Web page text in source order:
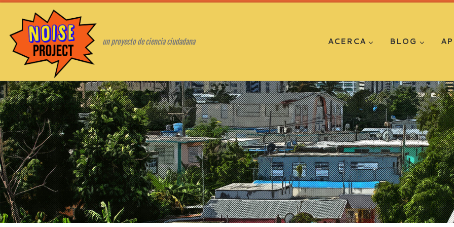
Skip to content
un proyecto de ciencia ciudadana ACERCA BLOG